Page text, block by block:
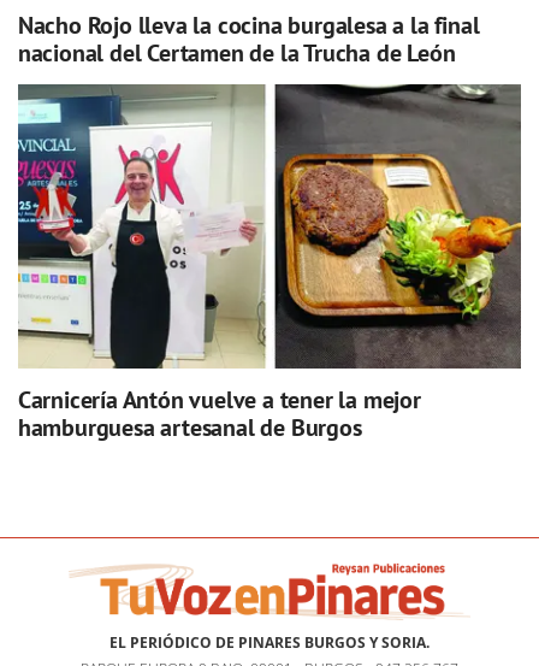
Nacho Rojo lleva la cocina burgalesa a la final
nacional del Certamen de la Trucha de León
Carnicería Antón vuelve a tener la mejor
hamburguesa artesanal de Burgos
EL PERIÓDICO DE PINARES BURGOS Y SORIA.